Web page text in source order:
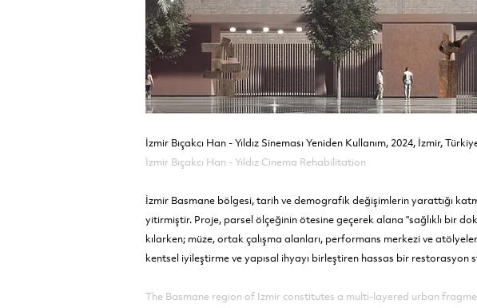
İzmir Bıçakcı Han - Yıldız Sineması Yeniden Kullanım, 2024, İzmir,
İzmir Bıçakcı Han - Yıldız Cinema Rehabilitation
İzmir Basmane bölgesi, tarih ve demografik değişimlerin yarattığı
yitirmiştir. Proje, parsel ölçeğinin ötesine geçerek alana "sağlıklı bir
kılarken; müze, ortak çalışma alanları, performans merkezi ve
kentsel iyileştirme ve yapısal ihyayı birleştiren hassas bir restorasyon
The Basmane region of Izmir constitutes a multi-layered urban